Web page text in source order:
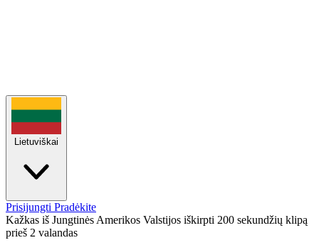
Lietuviškai
Prisijungti Pradėkite
Kažkas iš Jungtinės Amerikos Valstijos iškirpti 200 sekundžių klipą
prieš 2 valandas